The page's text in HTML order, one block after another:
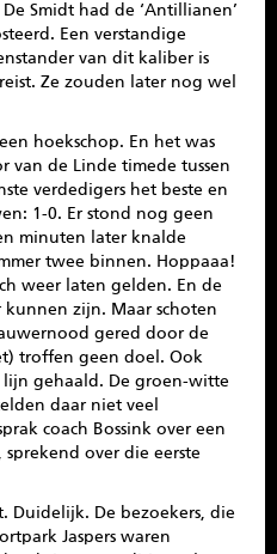
Smidt had de ‘Antillianen’
Een verstandige
van dit kaliber is
Ze zouden later nog wel
hoekschop. En het was
van de Linde timede tussen
verdedigers het beste en
1-0. Er stond nog geen
minuten later knalde
twee binnen. Hoppaaa!
weer laten gelden. En de
kunnen zijn. Maar schoten
gered door de
troffen geen doel. Ook
gehaald. De groen-witte
daar niet veel
coach Bossink over een
over die eerste
Duidelijk. De bezoekers, die
Jaspers waren